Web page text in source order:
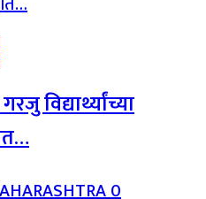
विद्यार्थ्यांच्या
0